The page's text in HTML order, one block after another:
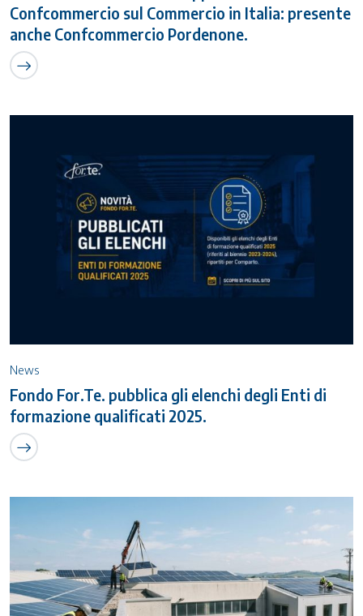
Confcommercio sul Commercio in Italia: presente
anche Confcommercio Pordenone.
News
Fondo For.Te. pubblica gli elenchi degli Enti di
formazione qualificati 2025.